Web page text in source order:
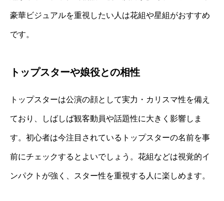
豪華ビジュアルを重視したい人は花組や星組がおすすめ
です。
トップスターや娘役との相性
トップスターは公演の顔として実力・カリスマ性を備え
ており、しばしば観客動員や話題性に大きく影響しま
す。初心者は今注目されているトップスターの名前を事
前にチェックするとよいでしょう。花組などは視覚的イ
ンパクトが強く、スター性を重視する人に楽しめます。